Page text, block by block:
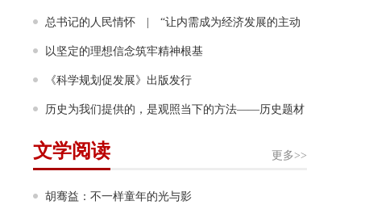
幸福奔跑
总书记的人民情怀 | “让内需成为经济发展的主动
力”
以坚定的理想信念筑牢精神根基
《科学规划促发展》出版发行
历史为我们提供的，是观照当下的方法——历史题材
非虚构写作多人谈
更多>>
文学阅读
胡骞益：不一样童年的光与影